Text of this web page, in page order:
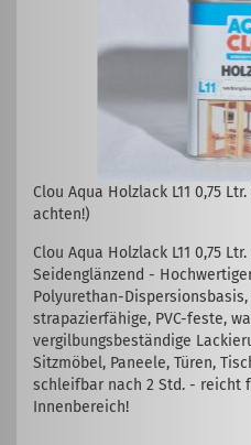
Clou Aqua Holzlack L11 0,75
achten!)
Clou Aqua Holzlack L11 0,75
Seidenglänzend -
Polyurethan-
strapazierfähige, PVC-feste,
vergilbungsbeständige
Sitzmöbel, Paneele, Türen,
schleifbar nach 2 Std. - reicht
Innenbereich!